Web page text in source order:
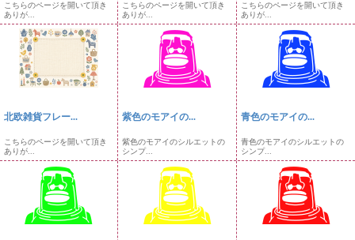
こちらのページを開いて頂き
ありが...
こちらのページを開いて頂き
ありが...
こちらのページを開いて頂き
ありが...
北欧雑貨フレー...
こちらのページを開いて頂き
ありが...
紫色のモアイの...
紫色のモアイのシルエットの
シンプ...
青色のモアイの...
青色のモアイのシルエットの
シンプ...